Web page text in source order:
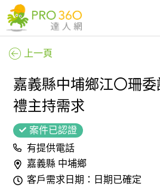
上一頁
嘉義縣中埔鄉江〇珊委
禮主持需求
案件已認證
有提供電話
嘉義縣 中埔鄉
客戶需求日期：日期已確定